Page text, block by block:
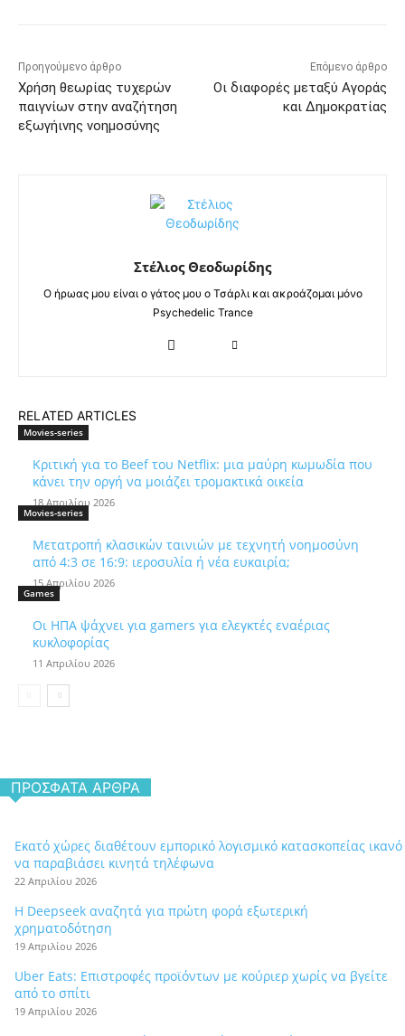
Προηγούμενο άρθρο
Χρήση θεωρίας τυχερών
παιγνίων στην αναζήτηση
εξωγήινης νοημοσύνης
Επόμενο άρθρο
Οι διαφορές μεταξύ Αγοράς
και Δημοκρατίας
Στέλιος Θεοδωρίδης
Ο ήρωας μου είναι ο γάτος μου ο Τσάρλι και ακροάζομαι μόνο
Psychedelic Trance
RELATED ARTICLES
Movies-series
Κριτική για το Beef του Netflix: μια μαύρη κωμωδία που
κάνει την οργή να μοιάζει τρομακτικά οικεία
18 Απριλίου 2026
Movies-series
Μετατροπή κλασικών ταινιών με τεχνητή νοημοσύνη
από 4:3 σε 16:9: ιεροσυλία ή νέα ευκαιρία;
15 Απριλίου 2026
Games
Οι ΗΠΑ ψάχνει για gamers για ελεγκτές εναέριας
κυκλοφορίας
11 Απριλίου 2026
ΠΡΌΣΦΑΤΑ ΆΡΘΡΑ
Εκατό χώρες διαθέτουν εμπορικό λογισμικό κατασκοπείας ικανό
να παραβιάσει κινητά τηλέφωνα
22 Απριλίου 2026
Η Deepseek αναζητά για πρώτη φορά εξωτερική
χρηματοδότηση
19 Απριλίου 2026
Uber Eats: Επιστροφές προϊόντων με κούριερ χωρίς να βγείτε
από το σπίτι
19 Απριλίου 2026